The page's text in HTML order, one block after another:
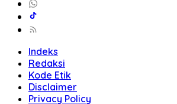
Indeks
Redaksi
Kode Etik
Disclaimer
Privacy Policy